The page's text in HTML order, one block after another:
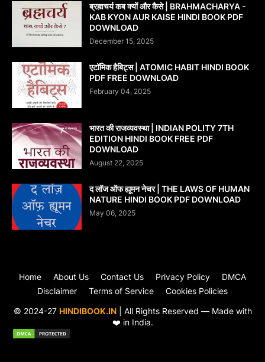
ब्रह्मचर्य कब क्यों और कैसे | BRAHMACHARYA -
KAB KYON AUR KAISE HINDI BOOK PDF
DOWNLOAD
December 15, 2025
एटॉमिक हैबिट्स | ATOMIC HABIT HINDI BOOK
PDF FREE DOWNLOAD
February 04, 2025
भारत की राजव्यवस्था | INDIAN POLITY 7TH
EDITION HINDI BOOK FREE PDF
DOWNLOAD
August 22, 2025
द लॉज ऑफ ह्यूमन नेचर | THE LAWS OF HUMAN
NATURE HINDI BOOK PDF DOWNLOAD
May 06, 2025
© 2024-27 HINDIBOOK.IN| All Rights Reserved — Made with
❤️ in India.
Home About Us Contact Us Privacy Policy
DMCA
Disclaimer
Terms of Service Cookies Policies